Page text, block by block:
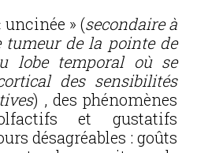
uncinée » (secondaire à
tumeur de la pointe de
lobe temporal où se
des sensibilités
) , des phénomènes
et gustatifs
désagréables : goûts